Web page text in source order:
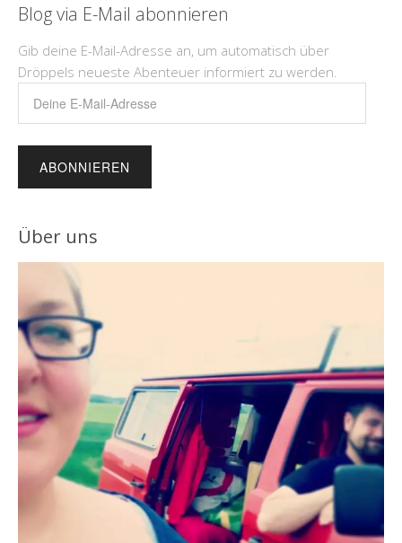
Blog via E-Mail abonnieren
Gib deine E-Mail-Adresse an, um automatisch über
Dröppels neueste Abenteuer informiert zu werden.
Über uns